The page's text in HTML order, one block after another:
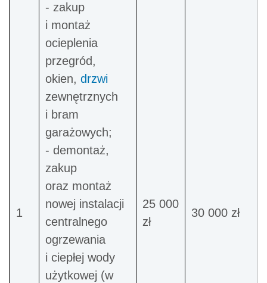
1
- zakup
i montaż
ocieplenia
przegród,
okien, drzwi
zewnętrznych
i bram
garażowych;
- demontaż,
zakup
oraz montaż
nowej instalacji
centralnego
ogrzewania
i ciepłej wody
użytkowej (w
25 000
zł
30 000 zł